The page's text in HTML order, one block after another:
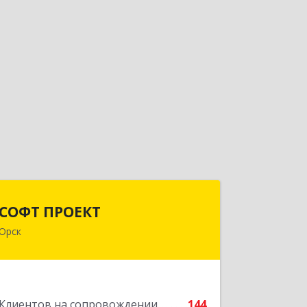
СОФТ ПРОЕКТ